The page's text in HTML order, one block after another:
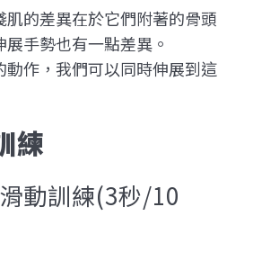
肌的差異在於它們附著的骨頭
手勢也有一點差異。
動作，我們可以同時伸展到這
練
動訓練(3秒/10